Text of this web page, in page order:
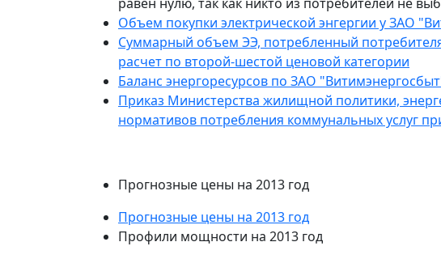
Объем покупки электрической энгергии у ЗАО
Cуммарный объем ЭЭ, потребленный
расчет по второй-шестой ценовой категории
Баланс энергоресурсов по ЗАО
Приказ Министерства жилищной политики,
нормативов потребления коммунальных услуг
Прогнозные цены на 2013 год
Прогнозные цены на 2013 год
Профили мощности на 2013 год